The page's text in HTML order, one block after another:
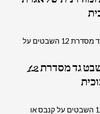
2748 – תמונה של של שבט גד מסדרת 12